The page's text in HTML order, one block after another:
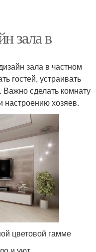
зала в
зала в частном
гостей, устраивать
Важно сделать комнату
настроению хозяев.
цветовой гамме